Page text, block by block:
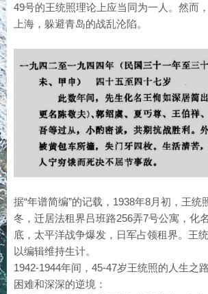
49号的王统照理论上应当同为一人。然而
上海，躲避青岛的战乱沦陷。
据“年谱简编”的记载，1938年8月初，王统
冬，迁居法租界吕班路256弄7号公寓，化
底，太平洋战争爆发，日军占领租界。王
以编辑维持生计。
1942-1944年间，45-47岁王统照的人生之
困难和深深的逆境：